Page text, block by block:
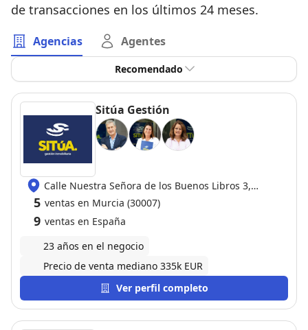
de transacciones en los últimos 24 meses.
Agencias Agentes
Recomendado
Sitúa Gestión
Calle Nuestra Señora de los Buenos Libros 3,
30008 Murcia
5 ventas en Murcia (30007)
9 ventas en España
23 años en el negocio
Precio de venta mediano 335k EUR
Ver perfil completo